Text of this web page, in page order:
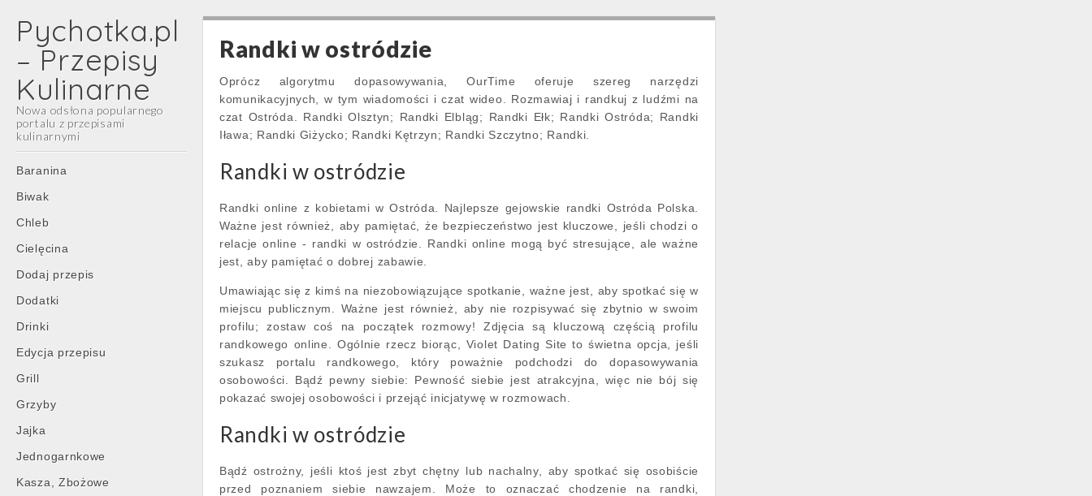
Pychotka.pl
– Przepisy
Kulinarne
Nowa odsłona popularnego
portalu z przepisami
kulinarnymi
Main
menu
Skip
content
Baranina
Biwak
Chleb
Cielęcina
Dodaj przepis
Dodatki
Drinki
Edycja przepisu
Grill
Grzyby
Jajka
Jednogarnkowe
Kasza, Zbożowe
Randki w ostródzie
Oprócz algorytmu dopasowywania, OurTime oferuje szereg narzędzi
komunikacyjnych, w tym wiadomości i czat wideo. Rozmawiaj i randkuj z ludźmi na
czat Ostróda. Randki Olsztyn; Randki Elbląg; Randki Ełk; Randki Ostróda; Randki
Iława; Randki Giżycko; Randki Kętrzyn; Randki Szczytno; Randki.
Randki w ostródzie
Randki online z kobietami w Ostróda. Najlepsze gejowskie randki Ostróda Polska.
Ważne jest również, aby pamiętać, że bezpieczeństwo jest kluczowe, jeśli chodzi o
relacje online - randki w ostródzie. Randki online mogą być stresujące, ale ważne
jest, aby pamiętać o dobrej zabawie.
Umawiając się z kimś na niezobowiązujące spotkanie, ważne jest, aby spotkać się w
miejscu publicznym. Ważne jest również, aby nie rozpisywać się zbytnio w swoim
profilu; zostaw coś na początek rozmowy! Zdjęcia są kluczową częścią profilu
randkowego online. Ogólnie rzecz biorąc, Violet Dating Site to świetna opcja, jeśli
szukasz portalu randkowego, który poważnie podchodzi do dopasowywania
osobowości. Bądź pewny siebie: Pewność siebie jest atrakcyjna, więc nie bój się
pokazać swojej osobowości i przejąć inicjatywę w rozmowach.
Randki w ostródzie
Bądź ostrożny, jeśli ktoś jest zbyt chętny lub nachalny, aby spotkać się osobiście
przed poznaniem siebie nawzajem. Może to oznaczać chodzenie na randki,